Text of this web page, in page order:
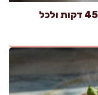
בלינצ'ס תפוחי אדמה מפנק שמוכן ב-45 דקות ולכל